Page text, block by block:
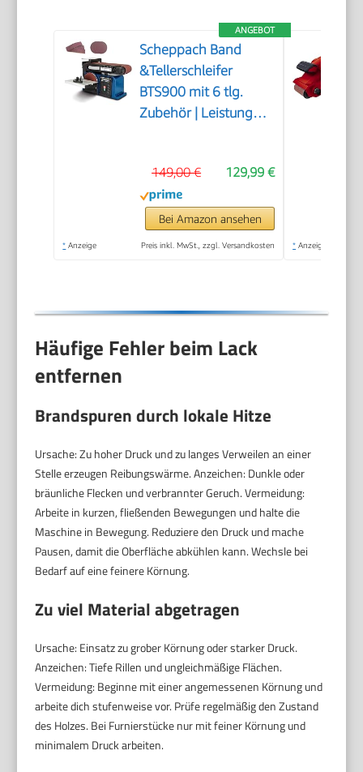
ANGEBOT
Scheppach Band
&Tellerschleifer
BTS900 mit 6 tlg.
Zubehör | Leistung
Schleifbandlänge/-
breite 915x100mm |
Tischneigung 0°–45° |
Gussmaterial-
129,99 €
149,00 €
Bei Amazon ansehen
* Anzeige Preis inkl. MwSt., zzgl. Versandkosten * Anzeige
Häufige Fehler beim Lack
entfernen
Brandspuren durch lokale Hitze
Ursache: Zu hoher Druck und zu langes Verweilen an einer
Stelle erzeugen Reibungswärme. Anzeichen: Dunkle oder
bräunliche Flecken und verbrannter Geruch. Vermeidung:
Arbeite in kurzen, fließenden Bewegungen und halte die
Maschine in Bewegung. Reduziere den Druck und mache
Pausen, damit die Oberfläche abkühlen kann. Wechsle bei
Bedarf auf eine feinere Körnung.
Zu viel Material abgetragen
Ursache: Einsatz zu grober Körnung oder starker Druck.
Anzeichen: Tiefe Rillen und ungleichmäßige Flächen.
Vermeidung: Beginne mit einer angemessenen Körnung und
arbeite dich stufenweise vor. Prüfe regelmäßig den Zustand
des Holzes. Bei Furnierstücke nur mit feiner Körnung und
minimalem Druck arbeiten.